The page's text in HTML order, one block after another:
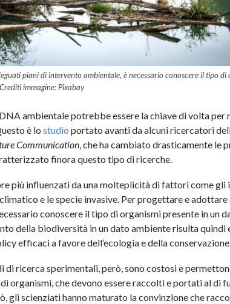
piani di intervento ambientale, è necessario conoscere il tipo di
immagine: Pixabay
ambientale potrebbe essere la chiave di volta per
è lo studio portato avanti da alcuni ricercatori
Communication, che ha cambiato drasticamente le
finora questo tipo di ricerche.
più influenzati da una molteplicità di fattori come gli
e le specie invasive. Per progettare e
conoscere il tipo di organismi presente in un
della biodiversità in un dato ambiente risulta quindi
efficaci a favore dell’ecologia e della
di ricerca sperimentali, però, sono costosi e
organismi, che devono essere raccolti e portati al di
gli scienziati hanno maturato la convinzione che